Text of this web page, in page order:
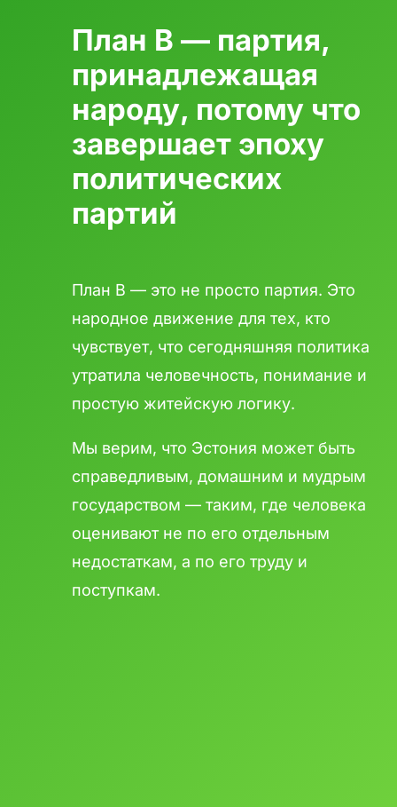
План B — партия,
принадлежащая
народу, потому что
завершает эпоху
политических
партий
План B — это не просто партия. Это
народное движение для тех, кто
чувствует, что сегодняшняя политика
утратила человечность, понимание и
простую житейскую логику.
Мы верим, что Эстония может быть
справедливым, домашним и мудрым
государством — таким, где человека
оценивают не по его отдельным
недостаткам, а по его труду и
поступкам.